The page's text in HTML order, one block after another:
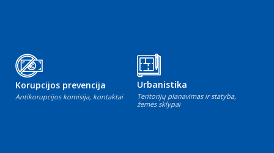
Korupcijos prevencija
Antikorupcijos komisija, kontaktai
Urbanistika
Teritorijų planavimas ir statyba,
žemės sklypai